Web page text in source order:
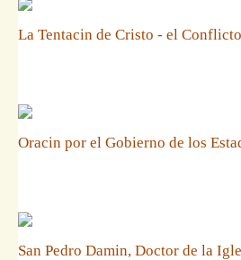
La Tentacin de Cristo - el
Oracin por el Gobierno de los
San Pedro Damin, Doctor de la